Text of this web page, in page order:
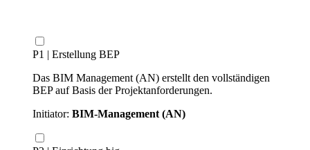
P1 | Erstellung BEP
Das BIM Management (AN) erstellt den vollständigen
BEP auf Basis der Projektanforderungen.
Initiator: BIM-Management (AN)